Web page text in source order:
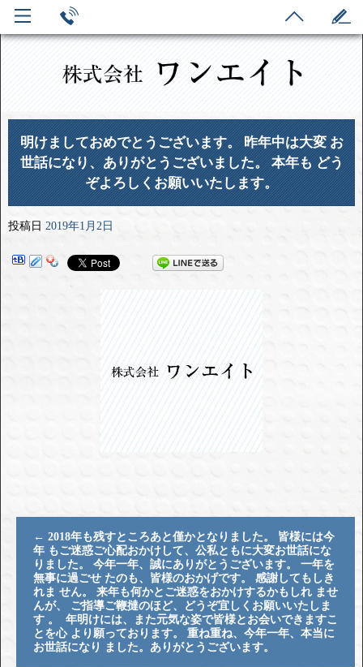
明けましておめでとうございます。 昨年中は大変 お
世話になり、ありがとうございました。 本年も どう
ぞよろしくお願いいたします。
投稿日 2019年1月2日
← 2018年も残すところあと僅かとなりました。 皆様には今
年 もご迷惑ご心配おかけして、公私ともに大変お世話にな
りました。 今年一年、誠にありがとうございます。 一年を
無事に過ごせ たのも、皆様のおかげです。 感謝してもしき
れま せん。 来年も何かとご迷惑をおかけするかもしれ ませ
んが、 ご指導ご鞭撻のほど、どうぞ宜しくお願いいたしま
す 。 年明けには、また元気な姿で皆様とお会いできますこ
とを心 より願っております。 重ね重ね、今年一年、本当に
お世話になり ました。ありがとうございます。